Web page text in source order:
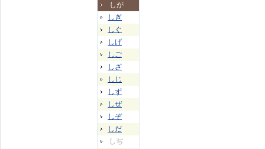
しが
しぎ
しぐ
しげ
しご
しざ
しじ
しず
しぜ
しぞ
しだ
しぢ